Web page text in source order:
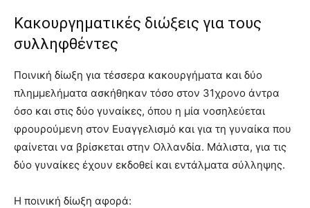
Κακουργηματικές διώξεις για τους
συλληφθέντες
Ποινική δίωξη για τέσσερα κακουργήματα και δύο
πλημμελήματα ασκήθηκαν τόσο στον 31χρονο άντρα
όσο και στις δύο γυναίκες, όπου η μία νοσηλεύεται
φρουρούμενη στον Ευαγγελισμό και για τη γυναίκα που
φαίνεται να βρίσκεται στην Ολλανδία. Μάλιστα, για τις
δύο γυναίκες έχουν εκδοθεί και εντάλματα σύλληψης.
Η ποινική δίωξη αφορά: